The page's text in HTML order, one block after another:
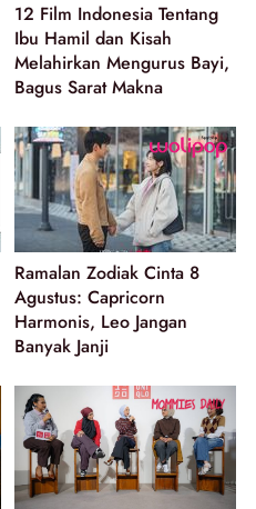
12 Film Indonesia Tentang
Ibu Hamil dan Kisah
Melahirkan Mengurus Bayi,
Bagus Sarat Makna
Ramalan Zodiak Cinta 8
Agustus: Capricorn
Harmonis, Leo Jangan
Banyak Janji